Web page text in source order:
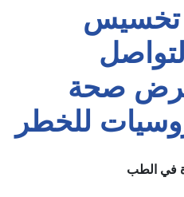
تخسيس
صحة
للخطر
في الطب